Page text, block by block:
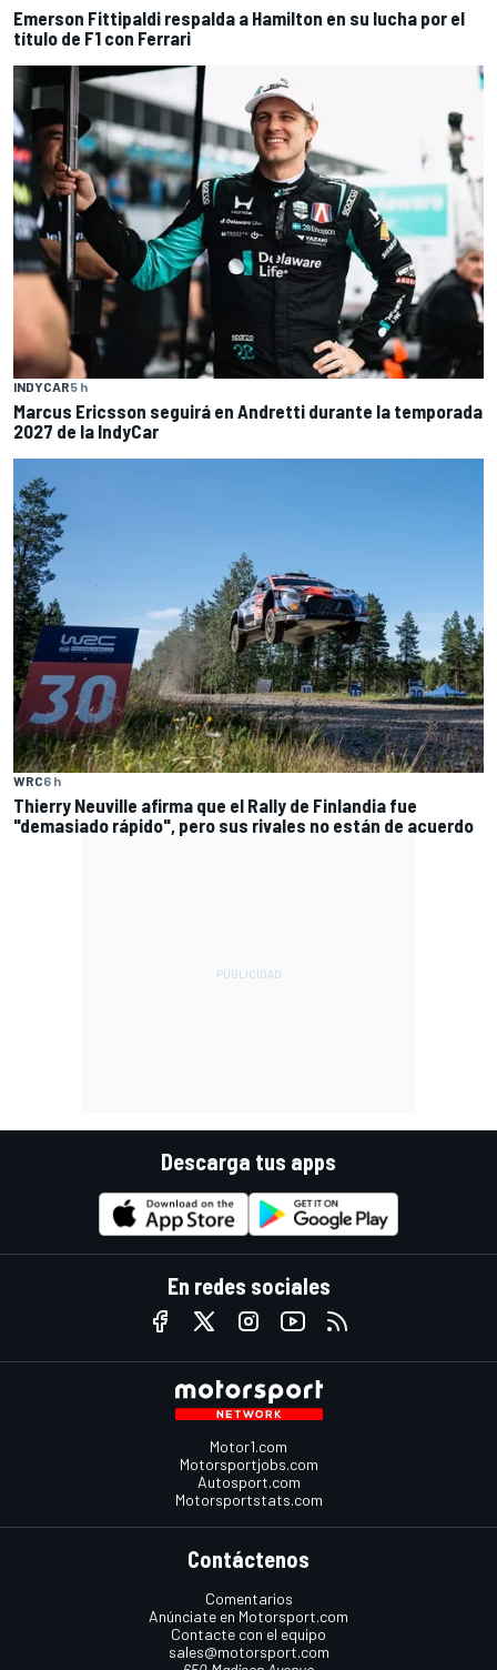
Emerson Fittipaldi respalda a Hamilton en su lucha por el
título de F1 con Ferrari
INDYCAR5 h
Marcus Ericsson seguirá en Andretti durante la temporada
2027 de la IndyCar
WRC6 h
Thierry Neuville afirma que el Rally de Finlandia fue
"demasiado rápido", pero sus rivales no están de acuerdo
Descarga tus apps
En redes sociales
Motor1.com
Motorsportjobs.com
Autosport.com
Motorsportstats.com
Contáctenos
Comentarios
Anúnciate en Motorsport.com
Contacte con el equipo
sales@motorsport.com